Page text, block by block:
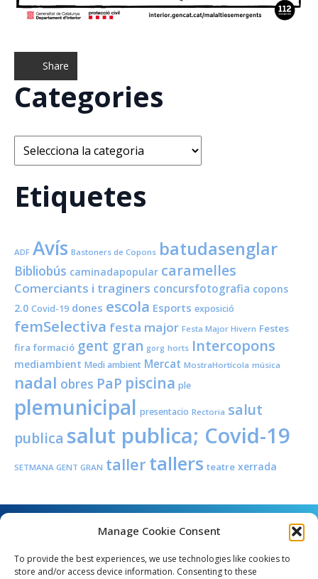
Manage Cookie Consent
To provide the best experiences, we use technologies like cookies to
store and/or access device information. Consenting to these
Share
Categories
Categories
Etiquetes
ADF Avís Bastoners de Copons batudasenglar
Bibliobús caminadapopular caramelles
Comerciants i traginers concursfotografia copons
2.0 Covid-19 dones escola Esports exposició
femSelectiva festa major Festa Major Hivern Festes
fira formació gent gran gorg horts Intercopons
mediambient Medi ambient Mercat MostraHortícola música
nadal obres PaP piscina ple
plemunicipal presentacio Rectoria salut
publica salut publica; Covid-19
SETMANA GENT GRAN taller tallers teatre xerrada